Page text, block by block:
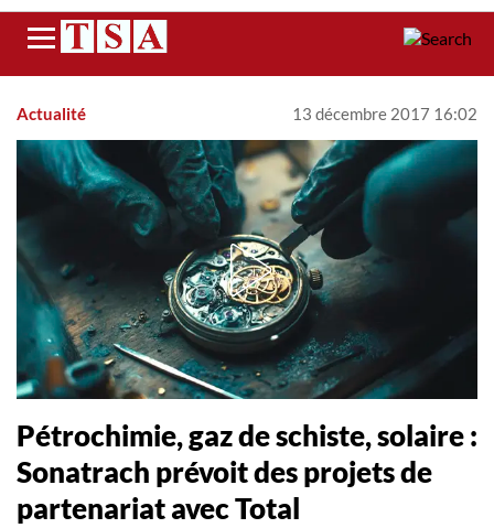
Menu
Actualité 13 décembre 2017 16:02
Pétrochimie, gaz de schiste, solaire :
Sonatrach prévoit des projets de
partenariat avec Total